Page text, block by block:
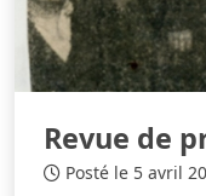
Revue de
Posté le 5 avril